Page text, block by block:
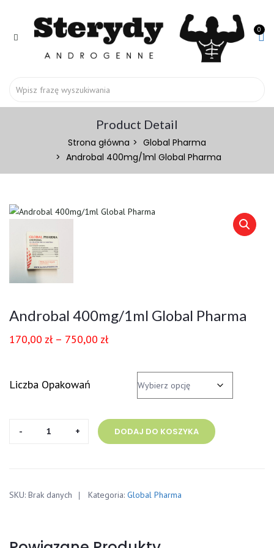
0
Product Detail
Strona główna
Global Pharma
Androbal 400mg/1ml Global Pharma
Androbal 400mg/1ml Global Pharma
170,00 zł – 750,00 zł
Liczba Opakowań
ilość
DODAJ DO KOSZYKA
SKU: Brak danych Kategoria: Global Pharma